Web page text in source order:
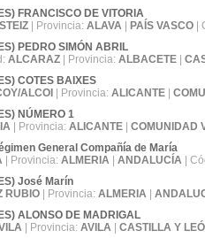
FRANCISCO DE VITORIA
| Provincia: ALAVA PAÍS VASCO |
PEDRO SIMÓN ABRIL
ALCARAZ | Provincia: ALBACETE
COTES BAIXES
ALCOI | Provincia: ALICANTE
NÚMERO 1
| Provincia: ALICANTE COMUNIDAD
General Compañía de María
| Provincia: ALMERIA ANDALUCÍA |
José Marín
RUBIO | Provincia: ALMERIA
ALONSO DE MADRIGAL
| Provincia: AVILA CASTILLA Y